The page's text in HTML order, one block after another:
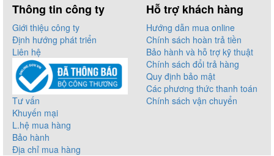
Thông tin công ty
Giới thiệu công ty
Định hướng phát triển
Liên hệ
Tư vấn
Khuyến mại
L.hệ mua hàng
Bảo hành
Địa chỉ mua hàng
Hỗ trợ khách hàng
Hướng dẫn mua online
Chính sách hoàn trả tiền
Bảo hành và hỗ trợ kỹ thuật
Chính sách đổi trả hàng
Quy định bảo mật
Các phương thức thanh toán
Chính sách vận chuyển